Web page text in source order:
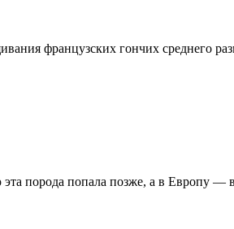
французских гончих среднего
порода попала позже, а в Европу